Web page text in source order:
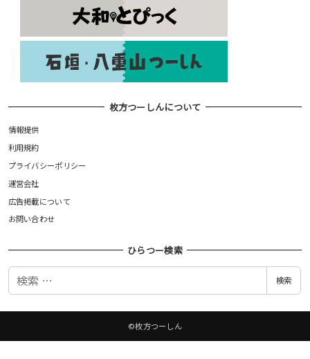
枚方つーしんについて
情報提供
利用規約
プライバシーポリシー
運営会社
広告掲載について
お問い合わせ
ひらつー検索
検
検索
©枚方つーしん